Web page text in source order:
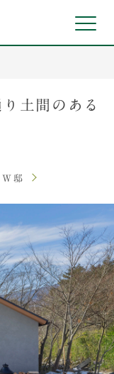
土間のある
邸